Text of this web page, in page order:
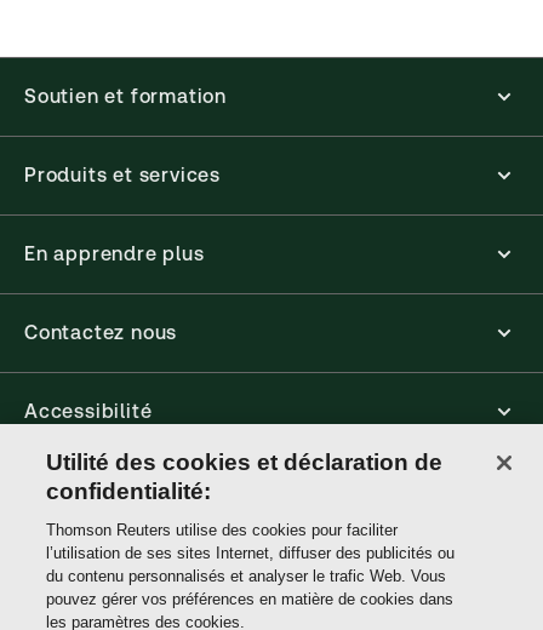
Soutien et formation
Produits et services
En apprendre plus
Contactez nous
Accessibilité
Connect
Thomson
Reuters
Utilité des cookies et déclaration de
confidentialité:
Thomson Reuters utilise des cookies pour faciliter
l’utilisation de ses sites Internet, diffuser des publicités ou
du contenu personnalisés et analyser le trafic Web. Vous
pouvez gérer vos préférences en matière de cookies dans
les paramètres des cookies.